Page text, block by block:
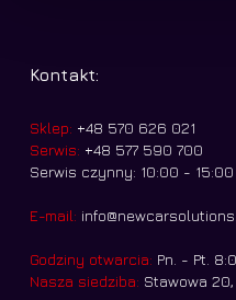
Kontakt:
Sklep: +48 570 626 021
Serwis: +48 577 590 700
Serwis czynny: 10:00 - 15:00
E-mail:
Godziny otwarcia: Pn. - Pt.
Nasza siedziba: Stawowa